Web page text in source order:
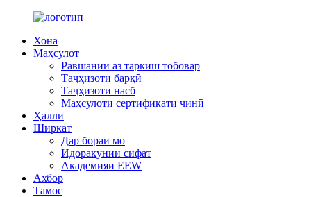
Хона
Маҳсулот
Равшании аз таркиш тобовар
Таҷҳизоти барқӣ
Таҷҳизоти насб
Маҳсулоти сертификати чинӣ
Ҳалли
Ширкат
Дар бораи мо
Идоракунии сифат
Академияи EEW
Ахбор
Тамос